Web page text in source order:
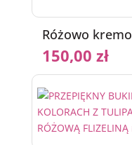
Różowo
150,00 zł